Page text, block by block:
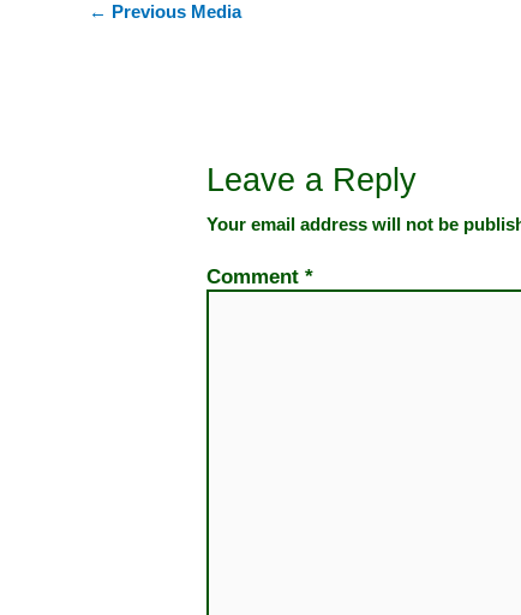
← Previous Media
Leave a Reply
Your email address will not be
Comment*